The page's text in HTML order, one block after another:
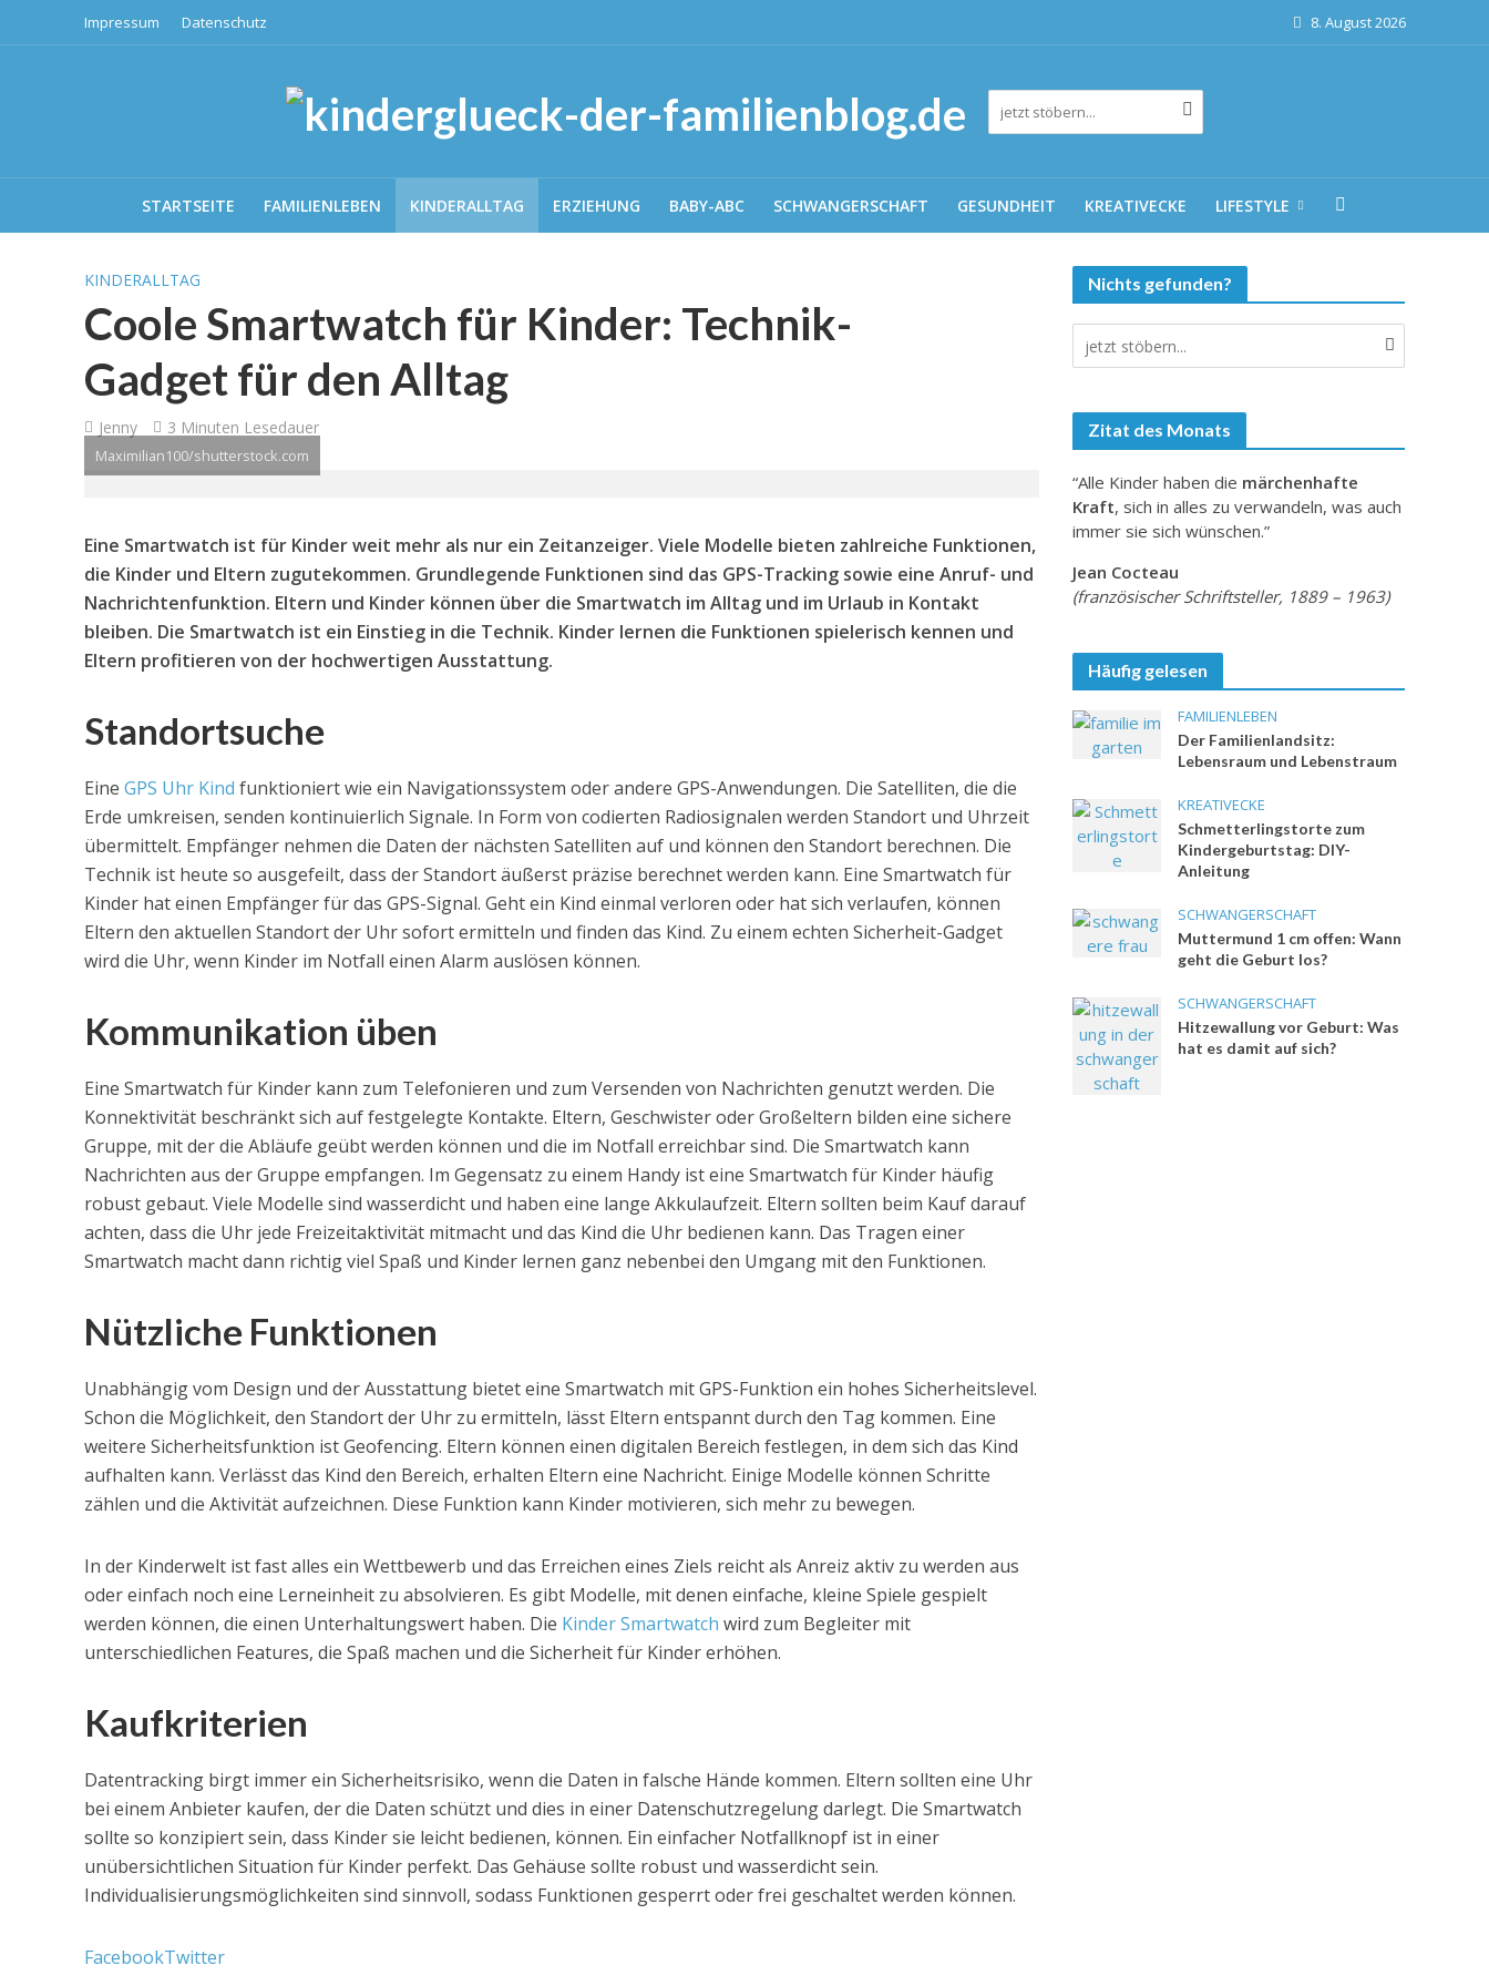
Impressum Datenschutz 8. August 2026
STARTSEITE FAMILIENLEBEN KINDERALLTAG ERZIEHUNG BABY-ABC SCHWANGERSCHAFT GESUNDHEIT KREATIVECKE LIFESTYLE
KINDERALLTAG
Coole Smartwatch für Kinder: Technik-
Gadget für den Alltag
Jenny 3 Minuten Lesedauer
Maximilian100/shutterstock.com
Eine Smartwatch ist für Kinder weit mehr als nur ein Zeitanzeiger. Viele Modelle bieten zahlreiche Funktionen,
die Kinder und Eltern zugutekommen. Grundlegende Funktionen sind das GPS-Tracking sowie eine Anruf- und
Nachrichtenfunktion. Eltern und Kinder können über die Smartwatch im Alltag und im Urlaub in Kontakt
bleiben. Die Smartwatch ist ein Einstieg in die Technik. Kinder lernen die Funktionen spielerisch kennen und
Eltern profitieren von der hochwertigen Ausstattung.
Standortsuche
Eine GPS Uhr Kind funktioniert wie ein Navigationssystem oder andere GPS-Anwendungen. Die Satelliten, die die
Erde umkreisen, senden kontinuierlich Signale. In Form von codierten Radiosignalen werden Standort und Uhrzeit
übermittelt. Empfänger nehmen die Daten der nächsten Satelliten auf und können den Standort berechnen. Die
Technik ist heute so ausgefeilt, dass der Standort äußerst präzise berechnet werden kann. Eine Smartwatch für
Kinder hat einen Empfänger für das GPS-Signal. Geht ein Kind einmal verloren oder hat sich verlaufen, können
Eltern den aktuellen Standort der Uhr sofort ermitteln und finden das Kind. Zu einem echten Sicherheit-Gadget
wird die Uhr, wenn Kinder im Notfall einen Alarm auslösen können.
Kommunikation üben
Eine Smartwatch für Kinder kann zum Telefonieren und zum Versenden von Nachrichten genutzt werden. Die
Konnektivität beschränkt sich auf festgelegte Kontakte. Eltern, Geschwister oder Großeltern bilden eine sichere
Gruppe, mit der die Abläufe geübt werden können und die im Notfall erreichbar sind. Die Smartwatch kann
Nachrichten aus der Gruppe empfangen. Im Gegensatz zu einem Handy ist eine Smartwatch für Kinder häufig
robust gebaut. Viele Modelle sind wasserdicht und haben eine lange Akkulaufzeit. Eltern sollten beim Kauf darauf
achten, dass die Uhr jede Freizeitaktivität mitmacht und das Kind die Uhr bedienen kann. Das Tragen einer
Smartwatch macht dann richtig viel Spaß und Kinder lernen ganz nebenbei den Umgang mit den Funktionen.
Nützliche Funktionen
Unabhängig vom Design und der Ausstattung bietet eine Smartwatch mit GPS-Funktion ein hohes Sicherheitslevel.
Schon die Möglichkeit, den Standort der Uhr zu ermitteln, lässt Eltern entspannt durch den Tag kommen. Eine
weitere Sicherheitsfunktion ist Geofencing. Eltern können einen digitalen Bereich festlegen, in dem sich das Kind
aufhalten kann. Verlässt das Kind den Bereich, erhalten Eltern eine Nachricht. Einige Modelle können Schritte
zählen und die Aktivität aufzeichnen. Diese Funktion kann Kinder motivieren, sich mehr zu bewegen.
In der Kinderwelt ist fast alles ein Wettbewerb und das Erreichen eines Ziels reicht als Anreiz aktiv zu werden aus
oder einfach noch eine Lerneinheit zu absolvieren. Es gibt Modelle, mit denen einfache, kleine Spiele gespielt
werden können, die einen Unterhaltungswert haben. Die Kinder Smartwatch wird zum Begleiter mit
unterschiedlichen Features, die Spaß machen und die Sicherheit für Kinder erhöhen.
Kaufkriterien
Datentracking birgt immer ein Sicherheitsrisiko, wenn die Daten in falsche Hände kommen. Eltern sollten eine Uhr
bei einem Anbieter kaufen, der die Daten schützt und dies in einer Datenschutzregelung darlegt. Die Smartwatch
sollte so konzipiert sein, dass Kinder sie leicht bedienen, können. Ein einfacher Notfallknopf ist in einer
unübersichtlichen Situation für Kinder perfekt. Das Gehäuse sollte robust und wasserdicht sein.
Individualisierungsmöglichkeiten sind sinnvoll, sodass Funktionen gesperrt oder frei geschaltet werden können.
FacebookTwitter
Nichts gefunden?
Zitat des Monats
“Alle Kinder haben die märchenhafte
Kraft, sich in alles zu verwandeln, was auch
immer sie sich wünschen.”
Jean Cocteau
(französischer Schriftsteller, 1889 – 1963)
Häufig gelesen
FAMILIENLEBEN
Der Familienlandsitz:
Lebensraum und Lebenstraum
KREATIVECKE
Schmetterlingstorte zum
Kindergeburtstag: DIY-
Anleitung
SCHWANGERSCHAFT
Muttermund 1 cm offen: Wann
geht die Geburt los?
SCHWANGERSCHAFT
Hitzewallung vor Geburt: Was
hat es damit auf sich?